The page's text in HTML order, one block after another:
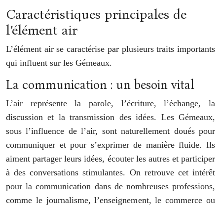
Caractéristiques principales de
l’élément air
L’élément air se caractérise par plusieurs traits importants
qui influent sur les Gémeaux.
La communication : un besoin vital
L’air représente la parole, l’écriture, l’échange, la
discussion et la transmission des idées. Les Gémeaux,
sous l’influence de l’air, sont naturellement doués pour
communiquer et pour s’exprimer de manière fluide. Ils
aiment partager leurs idées, écouter les autres et participer
à des conversations stimulantes. On retrouve cet intérêt
pour la communication dans de nombreuses professions,
comme le journalisme, l’enseignement, le commerce ou